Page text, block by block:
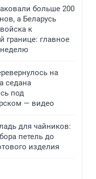
больше 200
а Беларусь
к
границе: главное
на
седана
под
— видео
для чайников:
петель до
изделия